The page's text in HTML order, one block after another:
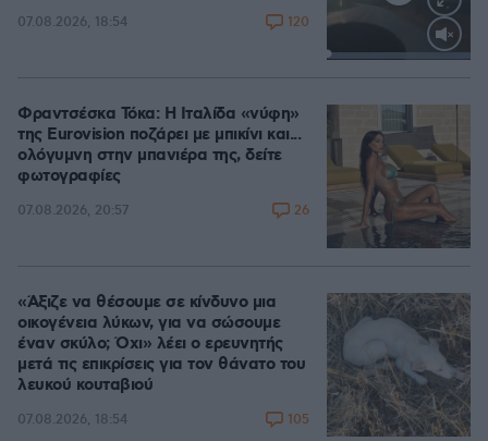
Loaded:
07.08.2026, 18:54 120
Φραντσέσκα Τόκα: Η Ιταλίδα «νύφη»
της Eurovision ποζάρει με μπικίνι και...
ολόγυμνη στην μπανιέρα της, δείτε
φωτογραφίες
07.08.2026, 20:57 26
«Άξιζε να θέσουμε σε κίνδυνο μια
οικογένεια λύκων, για να σώσουμε
έναν σκύλο; Όχι» λέει ο ερευνητής
μετά τις επικρίσεις για τον θάνατο του
λευκού κουταβιού
07.08.2026, 18:54 105